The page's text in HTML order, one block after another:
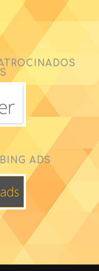
ADS